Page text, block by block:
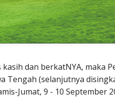
dan berkatNYA, maka
Tengah (selanjutnya
Jumat, 9 - 10 September